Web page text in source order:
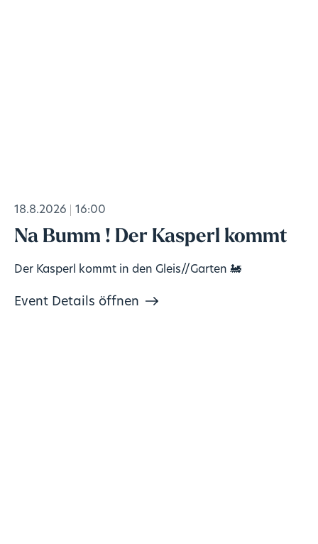
18.8.2026 16:00
Na Bumm ! Der Kasperl kommt
Der Kasperl kommt in den Gleis//Garten 🚂
Event Details öffnen